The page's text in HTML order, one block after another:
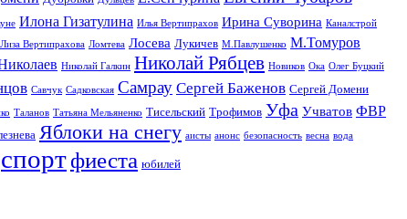
Илона Гизатулина Илья Вертипрахов Ирина Суворина Каналстрой
Лиза Вертипрахова Ломтева Лосева Лукичев М.Павлушенко М.Томуров
Николай Галкин Николай Рябцев Новиков Ока Олег Буцкий
Савчук Садковская Самрау Сергей Баженов Сергей Домени
Таланов Татьяна Мельяненко Тисельский Трофимов Уфа Учватов ФВР
Яблоки на снегу аисты анонс безопасность весна вода
спортфиеста юбилей